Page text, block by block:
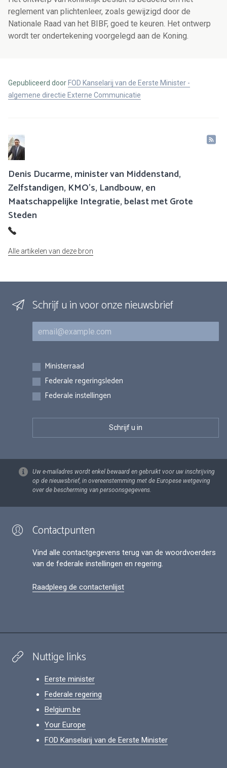
reglement van plichtenleer, zoals gewijzigd door de
Nationale Raad van het BIBF, goed te keuren. Het ontwerp
wordt ter ondertekening voorgelegd aan de Koning.
Gepubliceerd door FOD Kanselarij van de Eerste Minister -
algemene directie Externe Communicatie
Denis Ducarme, minister van Middenstand,
Zelfstandigen, KMO's, Landbouw, en
Maatschappelijke Integratie, belast met Grote
Steden
Alle artikelen van deze bron
Schrijf u in voor onze nieuwsbrief
E-mail
Inschrijvingen
Ministerraad
Federale regeringsleden
Federale instellingen
Uw e-mailadres wordt enkel bewaard en gebruikt voor uw inschrijving
op de nieuwsbrief, in overeenstemming met de Europese wetgeving
over de bescherming van persoonsgegevens.
Contactpunten
Vind alle contactgegevens terug van de woordvoerders
van de federale instellingen en regering.
Raadpleeg de contactenlijst
Nuttige links
Eerste minister
Federale regering
Belgium.be
Your Europe
FOD Kanselarij van de Eerste Minister